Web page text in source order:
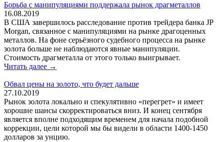
Борьба с манипуляциями поддержала рынок драгметаллов
16.08.2019
В США завершилось расследование против трейдера банка JP
Morgan, связанное с манипуляциями на рынке драгоценных
металлов. На фоне серьёзного судебного процесса на рынке
золота больше не наблюдаются явные манипуляции.
Стоимость драгметалла от этого только выигрывает.
Читать далее →
Обвал цены на золото, что будет дальше
27.10.2019
Рынок золота локально и спекулятивно «перегрет» и имеет
хорошие шансы скорректироваться вниз. И конец сентября
является вполне подходящим временем для начала подобной
коррекции, цели которой мы бы видели в области 1400-1450
долларов за унцию.